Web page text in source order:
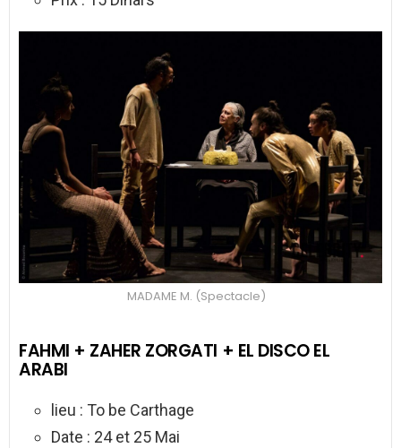
MADAME M. (Spectacle)
FAHMI + ZAHER ZORGATI + EL DISCO EL
ARABI
lieu : To be Carthage
Date : 24 et 25 Mai